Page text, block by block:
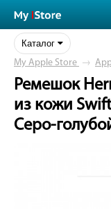
Каталог
My Apple Store →
Ремешок
из кожи
Серо-